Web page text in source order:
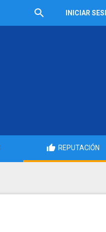
INICIAR
REPUTACIÓN